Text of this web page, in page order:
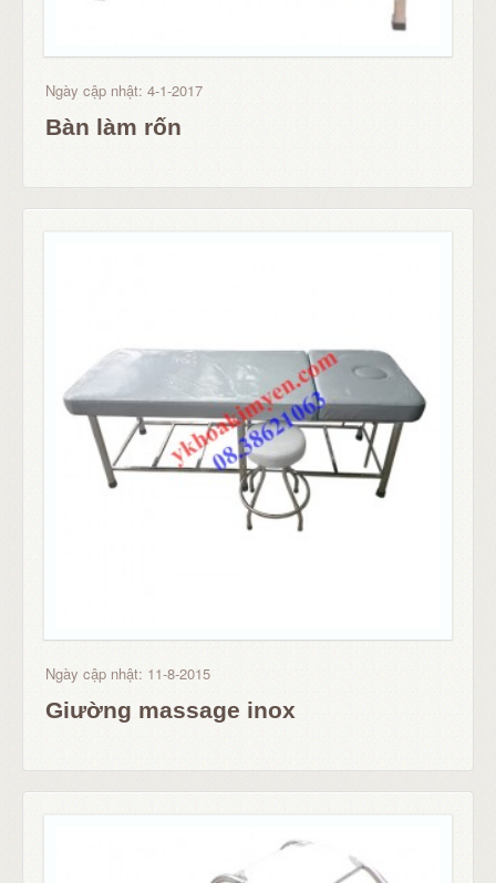
Ngày cập nhật: 4-1-2017
Bàn làm rốn
Ngày cập nhật: 11-8-2015
Giường massage inox